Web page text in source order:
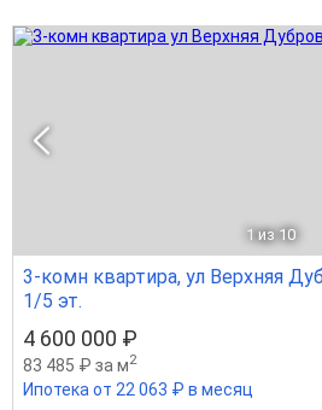
1 из 10
3-комн квартира, ул Верхняя
1/5 эт.
4 600 000 ₽
83 485 ₽ за м2
Ипотека от 22 063 ₽ в месяц